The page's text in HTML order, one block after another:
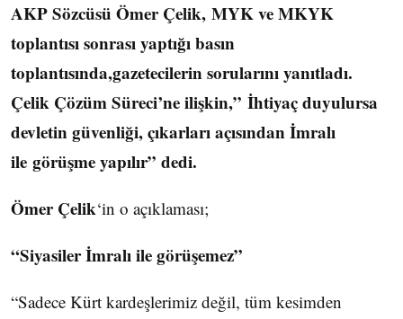
AKP Sözcüsü Ömer Çelik, MYK ve MKYK
toplantısı sonrası yaptığı basın
toplantısında,gazetecilerin sorularını yanıtladı.
Çelik Çözüm Süreci’ne ilişkin,” İhtiyaç duyulursa
devletin güvenliği, çıkarları açısından İmralı
ile görüşme yapılır” dedi.
Ömer Çelik‘in o açıklaması;
“Siyasiler İmralı ile görüşemez”
“Sadece Kürt kardeşlerimiz değil, tüm kesimden